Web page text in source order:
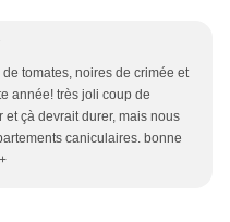
tomates, noires de crimée et
année! très joli coup de
çà devrait durer, mais nous
caniculaires. bonne